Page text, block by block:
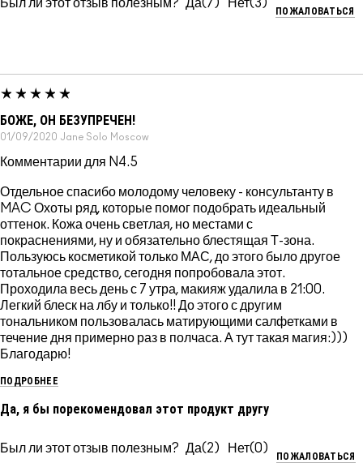
Был ли этот отзыв полезным? 7 3
ПОЖАЛОВАТЬСЯ
БОЖЕ, ОН БЕЗУПРЕЧЕН!
01/09/2020 Jane Solo Moscow
Комментарии для N4.5
Отдельное спасибо молодому человеку - консультанту в
MAC Охоты ряд, которые помог подобрать идеальный
оттенок. Кожа очень светлая, но местами с
покраснениями, ну и обязательно блестящая Т-зона.
Пользуюсь косметикой только МАС, до этого было другое
тотальное средство, сегодня попробовала этот.
Проходила весь день с 7 утра, макияж удалила в 21:00.
Легкий блеск на лбу и только!! До этого с другим
тональником пользовалась матирующими салфетками в
течение дня примерно раз в полчаса. А тут такая магия:)))
Благодарю!
ПОДРОБНЕЕ
Да, я бы порекомендовал этот продукт другу
Был ли этот отзыв полезным? 2 0
ПОЖАЛОВАТЬСЯ